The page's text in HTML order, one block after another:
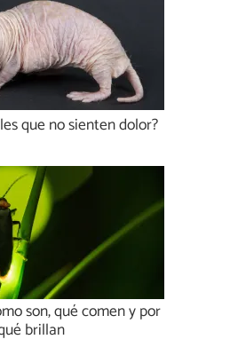
que no sienten dolor?
son, qué comen y por
brillan